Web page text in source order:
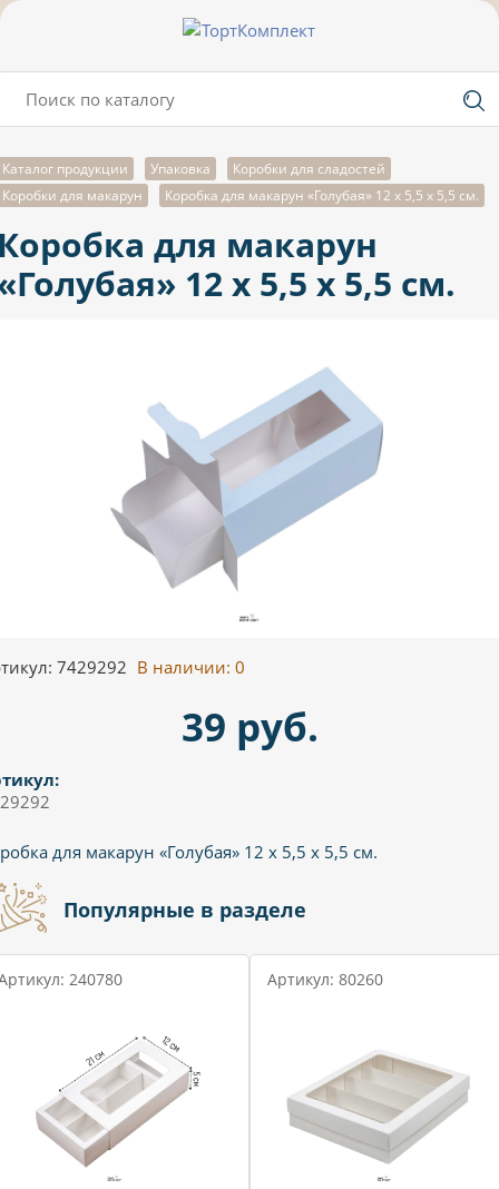
Каталог продукции Упаковка
Коробки для сладостей
Коробки для макарун
Коробка для макарун «Голубая» 12 х 5,5 х 5,5 см.
для макарун
12 х 5,5 х 5,5 см.
7429292 В наличии: 0
39 руб.
для макарун «Голубая» 12 х 5,5 х 5,5 см.
Популярные в разделе
240780 Артикул: 80260